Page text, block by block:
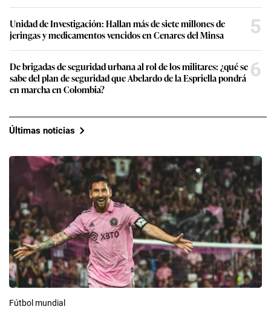
Unidad de Investigación: Hallan más de siete millones de
jeringas y medicamentos vencidos en Cenares del Minsa
5
De brigadas de seguridad urbana al rol de los militares: ¿qué se
sabe del plan de seguridad que Abelardo de la Espriella pondrá
en marcha en Colombia?
6
Últimas noticias
Fútbol mundial